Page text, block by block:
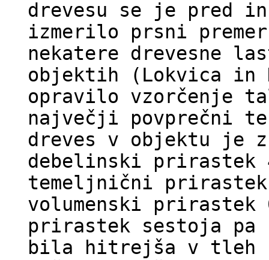
drevesu se je pred in
izmerilo prsni
nekatere drevesne
objektih (Lokvica in
opravilo vzorčenje
največji povprečni
dreves v objektu je
debelinski prirastek
temeljnični prirastek
volumenski prirastek
prirastek sestoja pa
bila hitrejša v tleh z